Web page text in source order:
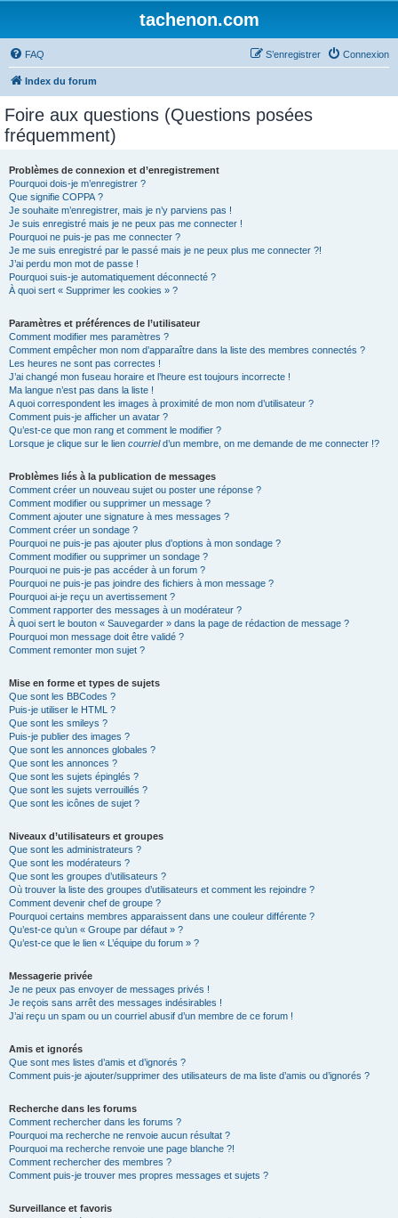
tachenon.com
FAQ Connexion
S’enregistrer
Index du forum
Foire aux questions (Questions posées
fréquemment)
Problèmes de connexion et d’enregistrement
Pourquoi dois-je m’enregistrer ?
Que signifie COPPA ?
Je souhaite m’enregistrer, mais je n’y parviens pas !
Je suis enregistré mais je ne peux pas me connecter !
Pourquoi ne puis-je pas me connecter ?
Je me suis enregistré par le passé mais je ne peux plus me connecter ?!
J’ai perdu mon mot de passe !
Pourquoi suis-je automatiquement déconnecté ?
À quoi sert « Supprimer les cookies » ?
Paramètres et préférences de l’utilisateur
Comment modifier mes paramètres ?
Comment empêcher mon nom d’apparaître dans la liste des membres connectés ?
Les heures ne sont pas correctes !
J’ai changé mon fuseau horaire et l’heure est toujours incorrecte !
Ma langue n’est pas dans la liste !
A quoi correspondent les images à proximité de mon nom d’utilisateur ?
Comment puis-je afficher un avatar ?
Qu’est-ce que mon rang et comment le modifier ?
Lorsque je clique sur le lien courrield’un membre, on me demande de me connecter !?
Problèmes liés à la publication de messages
Comment créer un nouveau sujet ou poster une réponse ?
Comment modifier ou supprimer un message ?
Comment ajouter une signature à mes messages ?
Comment créer un sondage ?
Pourquoi ne puis-je pas ajouter plus d’options à mon sondage ?
Comment modifier ou supprimer un sondage ?
Pourquoi ne puis-je pas accéder à un forum ?
Pourquoi ne puis-je pas joindre des fichiers à mon message ?
Pourquoi ai-je reçu un avertissement ?
Comment rapporter des messages à un modérateur ?
À quoi sert le bouton « Sauvegarder » dans la page de rédaction de message ?
Pourquoi mon message doit être validé ?
Comment remonter mon sujet ?
Mise en forme et types de sujets
Que sont les BBCodes ?
Puis-je utiliser le HTML ?
Que sont les smileys ?
Puis-je publier des images ?
Que sont les annonces globales ?
Que sont les annonces ?
Que sont les sujets épinglés ?
Que sont les sujets verrouillés ?
Que sont les icônes de sujet ?
Niveaux d’utilisateurs et groupes
Que sont les administrateurs ?
Que sont les modérateurs ?
Que sont les groupes d’utilisateurs ?
Où trouver la liste des groupes d’utilisateurs et comment les rejoindre ?
Comment devenir chef de groupe ?
Pourquoi certains membres apparaissent dans une couleur différente ?
Qu’est-ce qu’un « Groupe par défaut » ?
Qu’est-ce que le lien « L’équipe du forum » ?
Messagerie privée
Je ne peux pas envoyer de messages privés !
Je reçois sans arrêt des messages indésirables !
J’ai reçu un spam ou un courriel abusif d’un membre de ce forum !
Amis et ignorés
Que sont mes listes d’amis et d’ignorés ?
Comment puis-je ajouter/supprimer des utilisateurs de ma liste d’amis ou d’ignorés ?
Recherche dans les forums
Comment rechercher dans les forums ?
Pourquoi ma recherche ne renvoie aucun résultat ?
Pourquoi ma recherche renvoie une page blanche ?!
Comment rechercher des membres ?
Comment puis-je trouver mes propres messages et sujets ?
Surveillance et favoris